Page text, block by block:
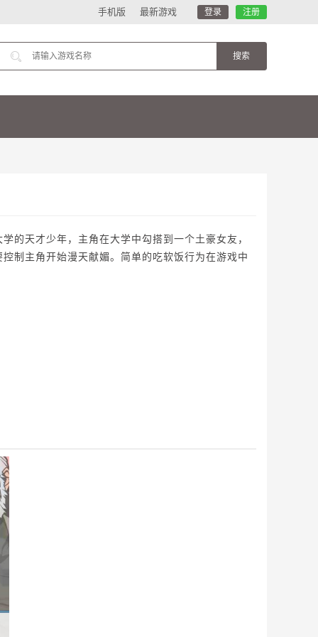
最新游戏
手机版 登录 注册
的天才少年，主角在大学中勾搭到一个土豪女友，
制主角开始漫天献媚。简单的吃软饭行为在游戏中